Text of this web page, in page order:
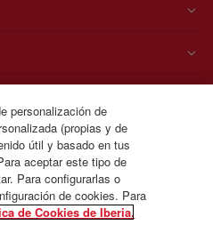
(español e inglés).
personalización de
(propias y de
útil y basado en tus
aceptar este tipo de
Para configurarlas o
de cookies. Para
de Cookies de Iberia.